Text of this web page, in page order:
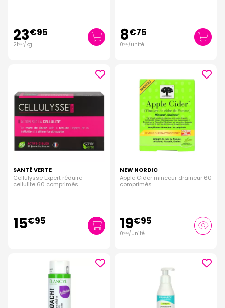
23€95
21€77/kg 8€75
0€ 19/unité
SANTÉ VERTE
Cellulysse Expert réduire
cellulite 60 comprimés
15€95
NEW NORDIC
Apple Cider minceur draineur 60
comprimés
19€95
0€33/unité